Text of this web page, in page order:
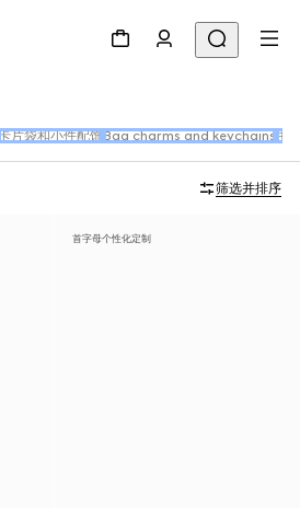
卡片袋和小件配饰 Bag charms and keychains 手
筛选并排序
首字母个性化定制